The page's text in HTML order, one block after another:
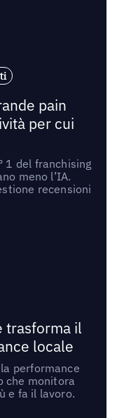
pain
per cui
1 del franchising
meno l’IA.
recensioni
trasforma il
locale
performance
che monitora
e fa il lavoro.